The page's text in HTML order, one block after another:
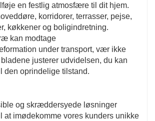
en festlig atmosfære til dit hjem.
korridorer, terrasser, pejse,
køkkener og boligindretning.
kan modtage
under transport, vær ikke
justerer udvidelsen, du kan
den oprindelige tilstand.
og skræddersyede løsninger
at imødekomme vores kunders unikke